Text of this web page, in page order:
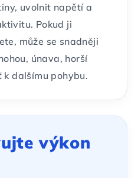
uvolnit napětí a
Pokud ji
může se snadněji
únava, horší
k dalšímu pohybu.
výkon